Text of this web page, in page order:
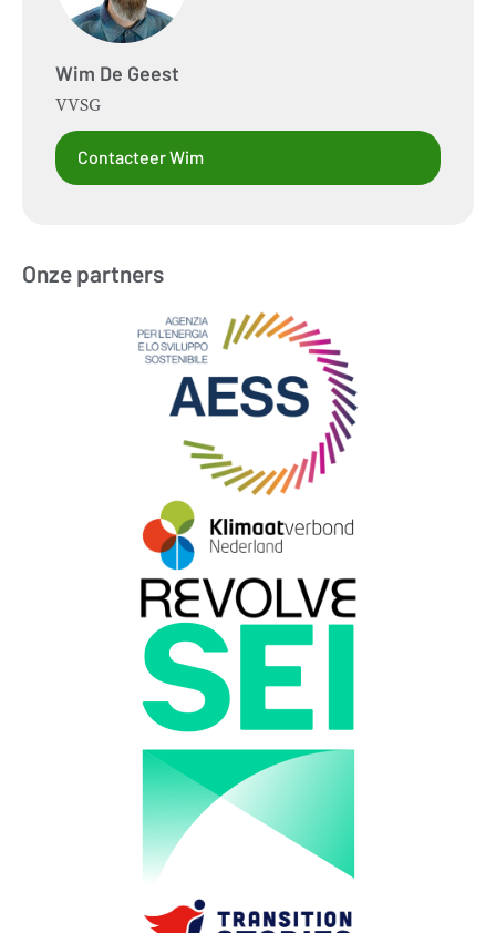
Wim De Geest
VVSG
Contacteer Wim
Onze partners